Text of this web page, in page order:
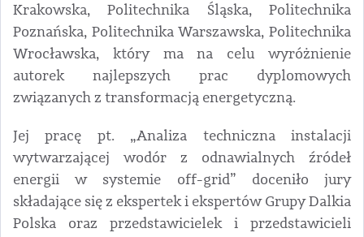
Krakowska, Politechnika Śląska, Politechnika
Poznańska, Politechnika Warszawska, Politechnika
Wrocławska, który ma na celu wyróżnienie
autorek najlepszych prac dyplomowych
związanych z transformacją energetyczną.
Jej pracę pt. „Analiza techniczna instalacji
wytwarzającej wodór z odnawialnych źródeł
energii w systemie off-grid” doceniło jury
składające się z ekspertek i ekspertów Grupy Dalkia
Polska oraz przedstawicielek i przedstawicieli